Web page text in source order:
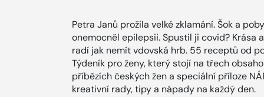
Petra Janů prožila velké zklamání. Šok a
onemocněl epilepsii. Spustil ji covid?
radí jak nemít vdovská hrb. 55 receptů od
Týdeník pro ženy, který stojí na třech
příbězích českých žen a speciální příloze
kreativní rady, tipy a nápady na každý den.